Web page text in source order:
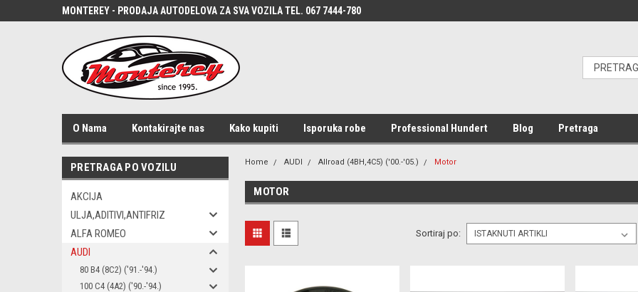
MONTEREY - PRODAJA AUTODELOVA ZA SVA VOZILA TEL. 067 7444-780
O Nama Kontakirajte nas Kako kupiti Isporuka robe Professional Hundert Blog Pretraga
PRETRAGA PO VOZILU
AKCIJA
ULJA,ADITIVI,ANTIFRIZ
ALFA ROMEO
AUDI
80 B4 (8C2) ('91.-'94.)
100 C4 (4A2) ('90.-'94.)
Home AUDI Allroad (4BH,4C5) ('00.-'05.) Motor
MOTOR
Sortiraj po: